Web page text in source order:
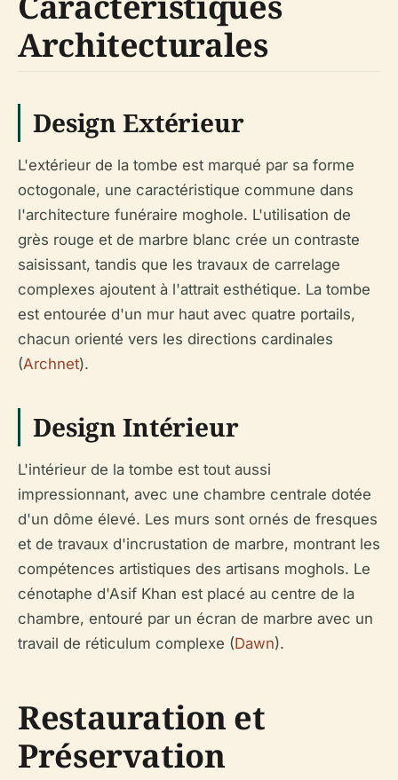
Architecturales
Design Extérieur
L'extérieur de la tombe est marqué par sa forme
octogonale, une caractéristique commune dans
l'architecture funéraire moghole. L'utilisation de
grès rouge et de marbre blanc crée un contraste
saisissant, tandis que les travaux de carrelage
complexes ajoutent à l'attrait esthétique. La tombe
est entourée d'un mur haut avec quatre portails,
chacun orienté vers les directions cardinales
(Archnet).
Design Intérieur
L'intérieur de la tombe est tout aussi
impressionnant, avec une chambre centrale dotée
d'un dôme élevé. Les murs sont ornés de fresques
et de travaux d'incrustation de marbre, montrant les
compétences artistiques des artisans moghols. Le
cénotaphe d'Asif Khan est placé au centre de la
chambre, entouré par un écran de marbre avec un
travail de réticulum complexe (Dawn).
Restauration et
Préservation